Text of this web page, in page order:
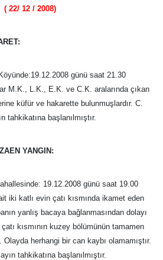
( 22/ 12 / 2008)
günü saat 21.30
M.K., L.K., E.K. ve C.K. aralarında çıkan
küfür ve hakarette bulunmuşlardır. C.
tahkikatına başlanılmıştır.
YANGIN:
19.12.2008 günü saat 19.00
iki katlı evin çatı kısmında ikamet eden
yanlış bacaya bağlanmasından dolayı
kısmının kuzey bölümünün tamamen
herhangi bir can kaybı olamamıştır.
tahkikatına başlanılmıştır.